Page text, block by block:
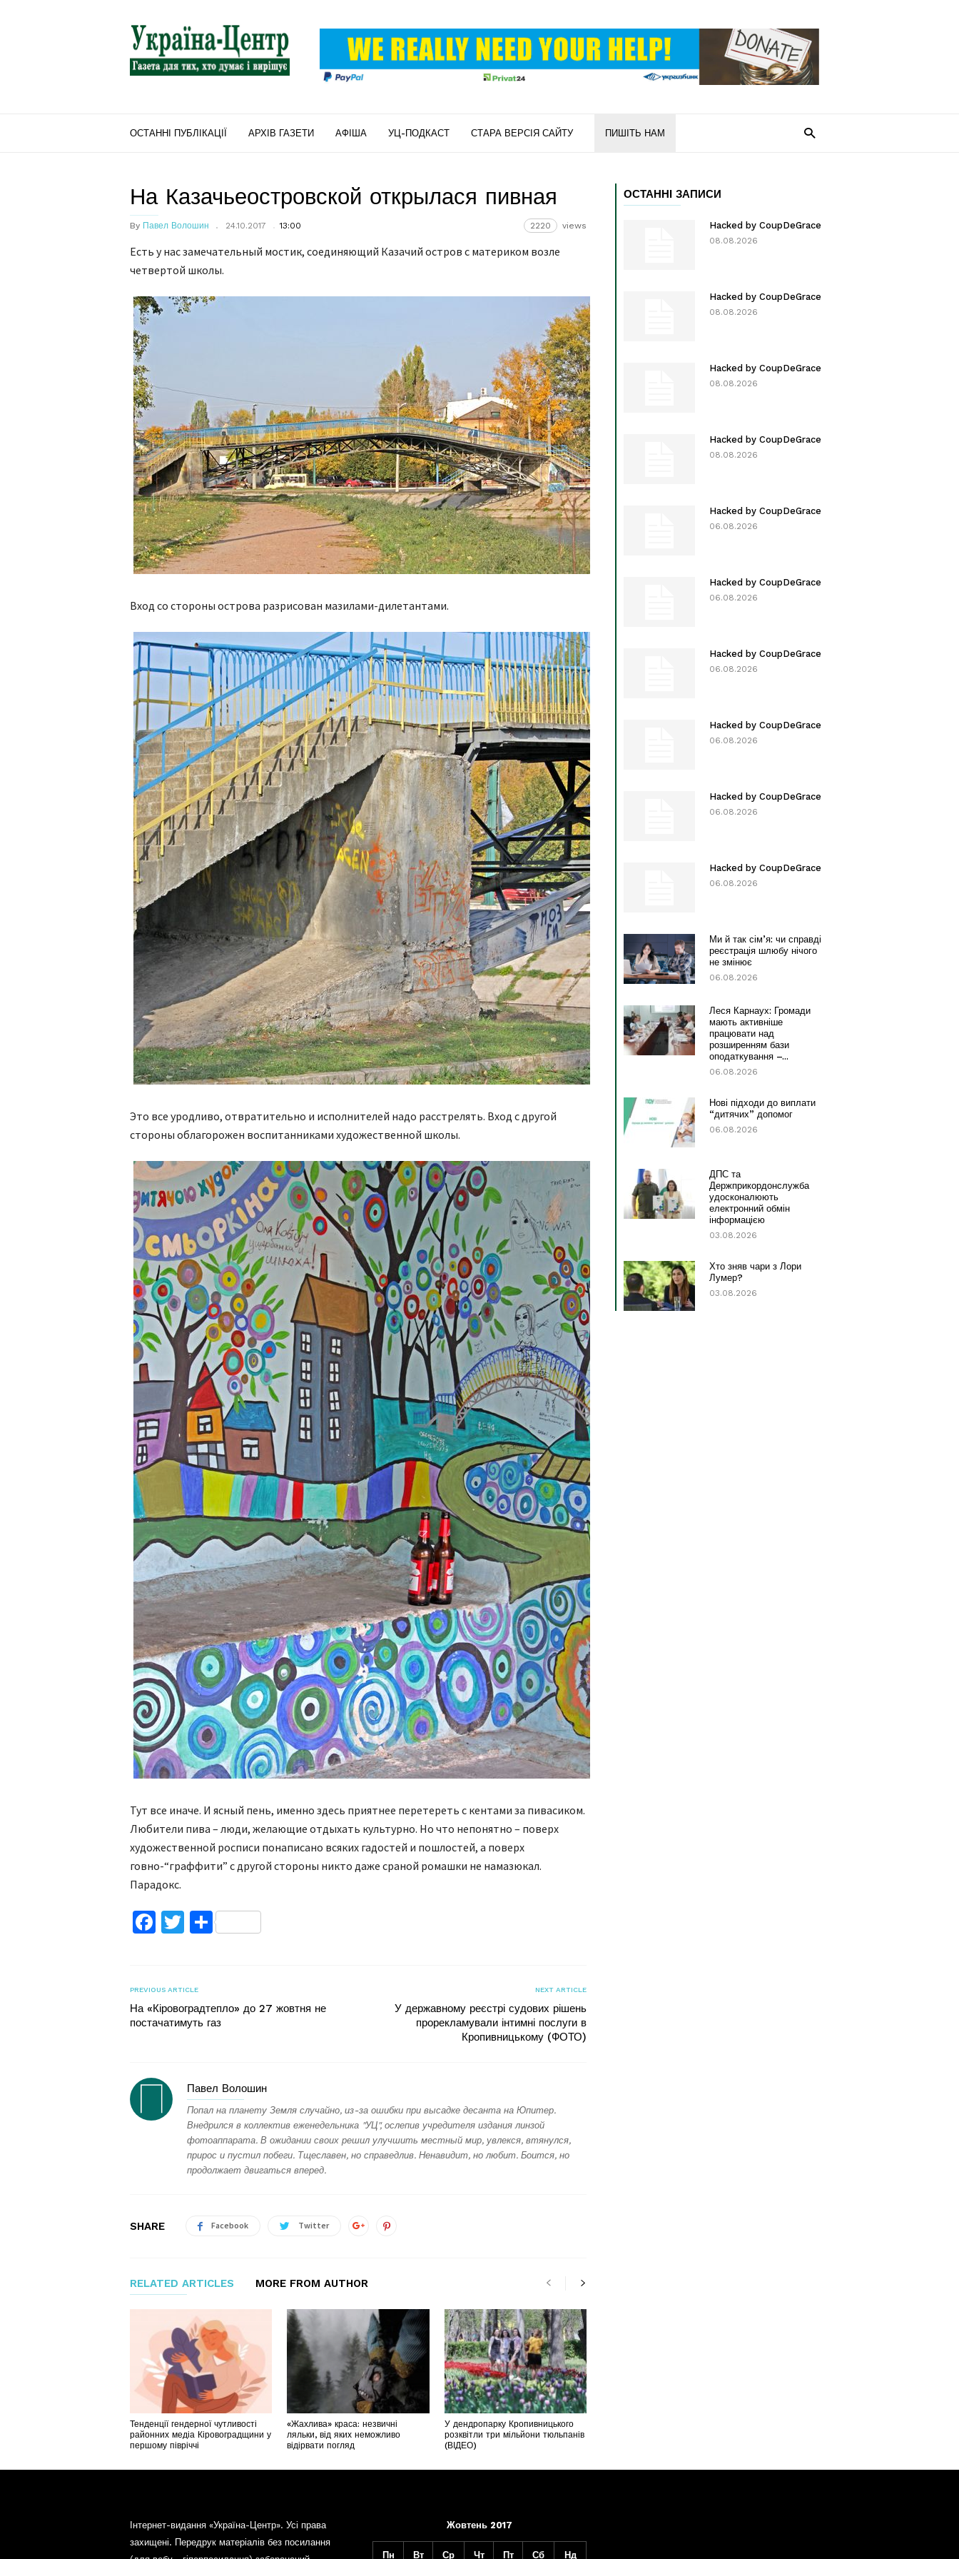
"Україна-
Центр"
ОСТАННІ ПУБЛІКАЦІЇ АРХІВ ГАЗЕТИ АФІША УЦ-ПОДКАСТ СТАРА ВЕРСІЯ САЙТУ ПИШІТЬ НАМ
На Казачьеостровской открылася пивная
By Павел Волошин 24.10.2017 13:00 2220 views
Есть у нас замечательный мостик, соединяющий Казачий остров с материком возле
четвертой школы.
Вход со стороны острова разрисован мазилами-дилетантами.
Это все уродливо, отвратительно и исполнителей надо расстрелять. Вход с другой
стороны облагорожен воспитанниками художественной школы.
Тут все иначе. И ясный пень, именно здесь приятнее перетереть с кентами за пивасиком.
Любители пива – люди, желающие отдыхать культурно. Но что непонятно – поверх
художественной росписи понаписано всяких гадостей и пошлостей, а поверх
говно-“граффити” с другой стороны никто даже сраной ромашки не намазюкал.
Парадокс.
Facebook
TwitterПоділитися
PREVIOUS ARTICLE
На «Кіровоградтепло» до 27 жовтня не
постачатимуть газ
NEXT ARTICLE
У державному реєстрі судових рішень
прорекламували інтимні послуги в
Кропивницькому (ФОТО)
Павел Волошин
Попал на планету Земля случайно, из-за ошибки при высадке десанта на Юпитер.
Внедрился в коллектив еженедельника "УЦ", ослепив учредителя издания линзой
фотоаппарата. В ожидании своих решил улучшить местный мир, увлекся, втянулся,
прирос и пустил побеги. Тщеславен, но справедлив. Ненавидит, но любит. Боится, но
продолжает двигаться вперед.
SHARE Facebook Twitter
RELATED ARTICLES MORE FROM AUTHOR
Тенденції гендерної чутливості
районних медіа Кіровоградщини у
першому півріччі
«Жахлива» краса: незвичні
ляльки, від яких неможливо
відірвати погляд
У дендропарку Кропивницького
розквітли три мільйони тюльпанів
(ВІДЕО)
ОСТАННІ ЗАПИСИ
Hacked by CoupDeGrace
08.08.2026
Hacked by CoupDeGrace
08.08.2026
Hacked by CoupDeGrace
08.08.2026
Hacked by CoupDeGrace
08.08.2026
Hacked by CoupDeGrace
06.08.2026
Hacked by CoupDeGrace
06.08.2026
Hacked by CoupDeGrace
06.08.2026
Hacked by CoupDeGrace
06.08.2026
Hacked by CoupDeGrace
06.08.2026
Hacked by CoupDeGrace
06.08.2026
Ми й так сім’я: чи справді
реєстрація шлюбу нічого
не змінює
06.08.2026
Леся Карнаух: Громади
мають активніше
працювати над
розширенням бази
оподаткування –...
06.08.2026
Нові підходи до виплати
“дитячих” допомог
06.08.2026
ДПС та
Держприкордонслужба
удосконалюють
електронний обмін
інформацією
03.08.2026
Хто зняв чари з Лори
Лумер?
03.08.2026
Інтернет-видання «Україна-Центр». Усі права
захищені. Передрук матеріалів без посилання
Жовтень 2017
Пн Вт Ср Чт Пт Сб Нд